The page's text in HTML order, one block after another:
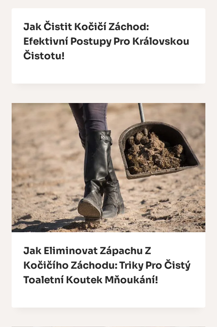
Jak Čistit Kočičí Záchod:
Efektivní Postupy Pro Královskou
Čistotu!
Jak Eliminovat Zápachu Z
Kočičího Záchodu: Triky Pro Čistý
Toaletní Koutek Mňoukání!